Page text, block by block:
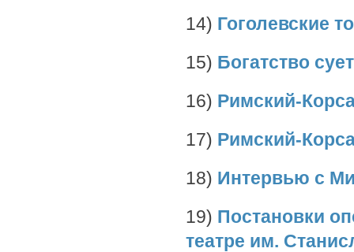
14) Гоголевские
15) Богатство
16) Римский-
17) Римский-
18) Интервью с
19) Постановки
театре им.